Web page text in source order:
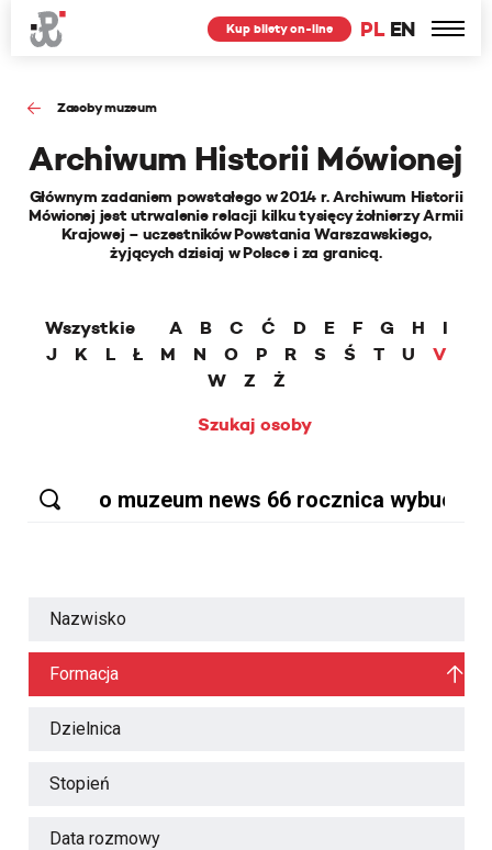
PL EN
Kup bilety on-line
Zasoby muzeum
Archiwum Historii Mówionej
Głównym zadaniem powstałego w 2014 r. Archiwum Historii
Mówionej jest utrwalenie relacji kilku tysięcy żołnierzy Armii
Krajowej – uczestników Powstania Warszawskiego,
żyjących dzisiaj w Polsce i za granicą.
Wszystkie A B C Ć D E F G H
I
J
K L Ł M N O P R S Ś T U
V
W
Z
Ż
Szukaj osoby
Nazwisko
Formacja
Dzielnica
Stopień
Data rozmowy